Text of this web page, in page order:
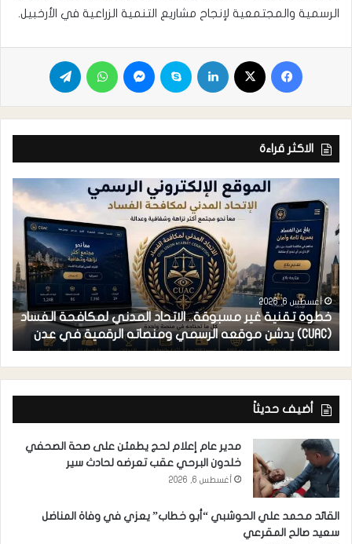
الرسمية والمجتمعية لإنجاح مشاريع التنمية الزراعية في الأرخبيل.
الاكثر قراءة
أغسطس 6, 2026
خطوة تقنية غير مسبوقة.. الاتحاد المدني لمكافحة الفساد
(CUAC) يدشن موقعه الرسمي ومنصاته الرقمية في عدن
أضيف حديثاً
مدير عام إعلام لحج يطمئن على صحة الصحفي
خلدون البرحي عقب تعرضه لحادث سير
أغسطس 6, 2026
القائد محمد علي الحوشبي “أبو خطاب” يعزي في وفاة المناضل
سعيد صالح المقرعي